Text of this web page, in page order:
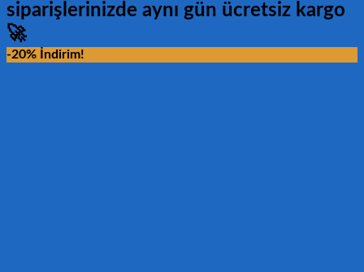
siparişlerinizde aynı gün ücretsiz kargo
🚀
-20% İndirim!